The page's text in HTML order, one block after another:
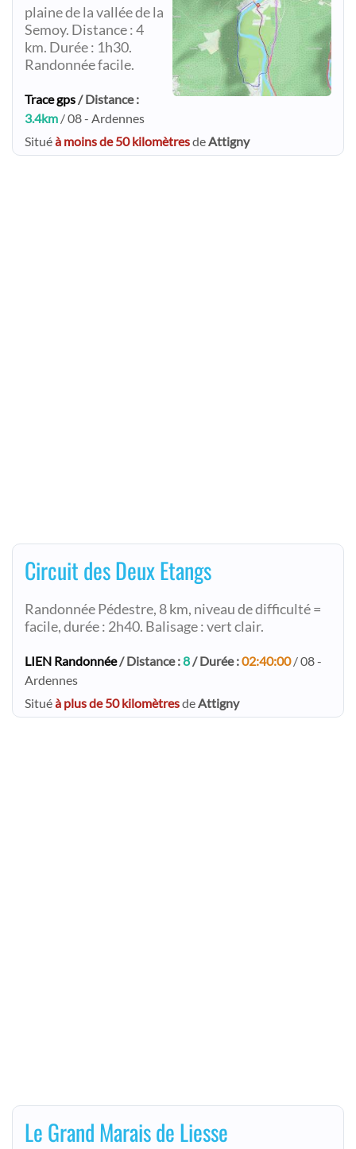
plaine de la vallée de la
Semoy. Distance : 4
km. Durée : 1h30.
Randonnée facile.
Trace gps/ Distance :
3.4km / 08 - Ardennes
Situéà moins de 50 kilomètresdeAttigny
Circuit des Deux Etangs
Randonnée Pédestre, 8 km, niveau de difficulté =
facile, durée : 2h40. Balisage : vert clair.
LIEN Randonnée/ Distance :8/ Durée :02:40:00/ 08 -
Ardennes
Situéà plus de 50 kilomètresdeAttigny
Le Grand Marais de Liesse